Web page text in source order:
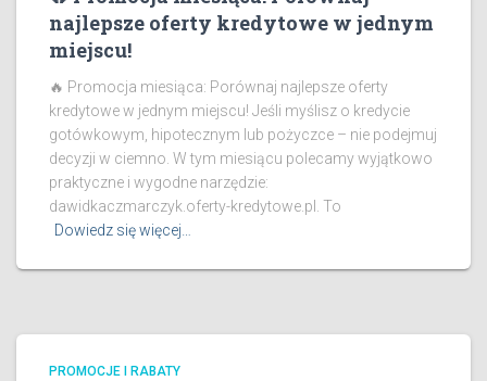
najlepsze oferty kredytowe w jednym
miejscu!
🔥 Promocja miesiąca: Porównaj najlepsze oferty
kredytowe w jednym miejscu! Jeśli myślisz o kredycie
gotówkowym, hipotecznym lub pożyczce – nie podejmuj
decyzji w ciemno. W tym miesiącu polecamy wyjątkowo
praktyczne i wygodne narzędzie:
dawidkaczmarczyk.oferty-kredytowe.pl. To
Dowiedz się więcej…
PROMOCJE I RABATY